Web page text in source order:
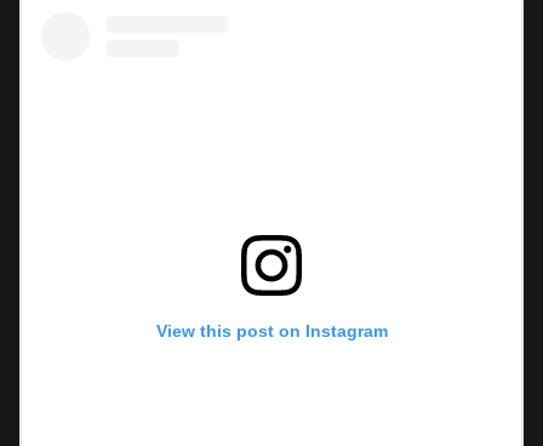
View this post on Instagram